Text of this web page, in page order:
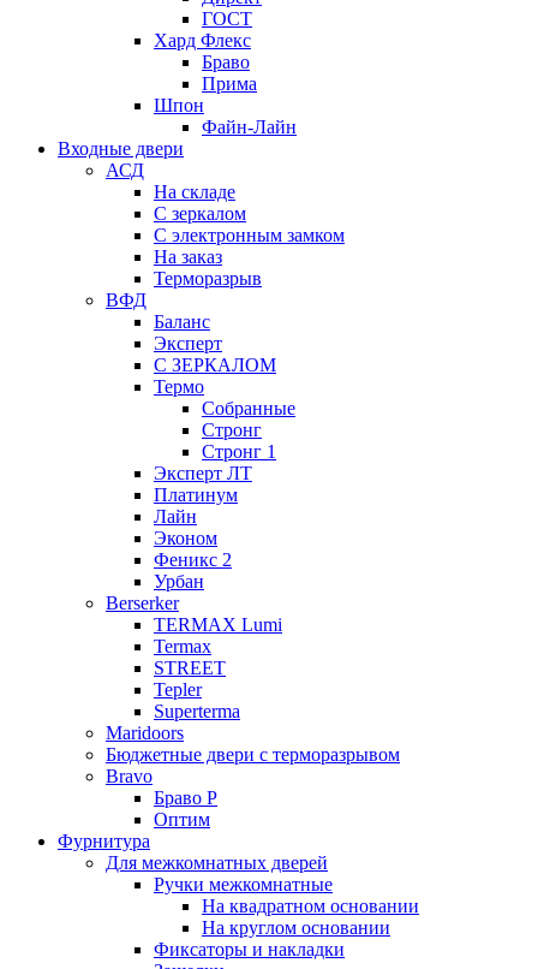
ГОСТ
Хард Флекс
Браво
Прима
Шпон
Файн-Лайн
Входные двери
АСД
На складе
С зеркалом
С электронным замком
На заказ
Терморазрыв
ВФД
Баланс
Эксперт
С ЗЕРКАЛОМ
Термо
Собранные
Стронг
Стронг 1
Эксперт ЛТ
Платинум
Лайн
Эконом
Феникс 2
Урбан
Berserker
TERMAX Lumi
Termax
STREET
Tepler
Superterma
Maridoors
Бюджетные двери с терморазрывом
Bravo
Браво Р
Оптим
Фурнитура
Для межкомнатных дверей
Ручки межкомнатные
На квадратном основании
На круглом основании
Фиксаторы и накладки